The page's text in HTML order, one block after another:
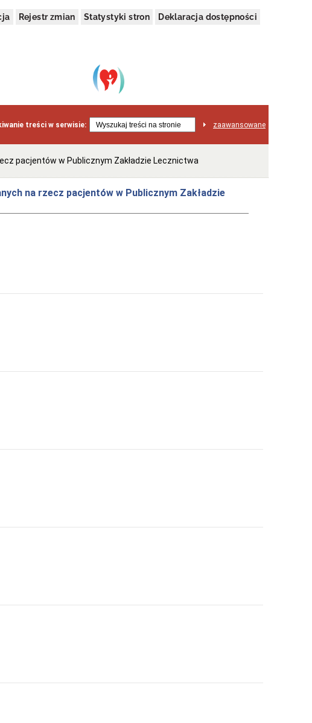
Rejestr zmian Statystyki stron Deklaracja dostępności
treści w serwisie: zaawansowane
pacjentów w Publicznym Zakładzie Lecznictwa
na rzecz pacjentów w Publicznym Zakładzie